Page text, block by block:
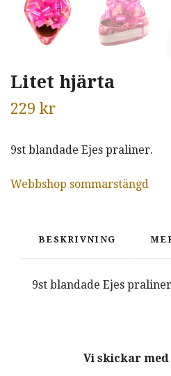
Vi skickar med
Litet hjärta
229 kr
9st blandade Ejes praliner.
Webbshop sommarstängd
BESKRIVNING
9st blandade Ejes